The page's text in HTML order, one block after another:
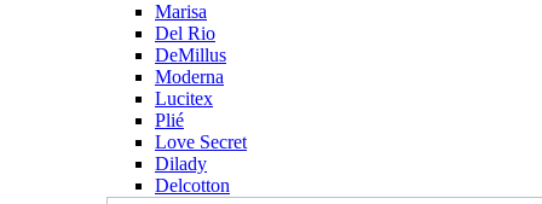
Marisa
Del Rio
DeMillus
Moderna
Lucitex
Plié
Love Secret
Dilady
Delcotton